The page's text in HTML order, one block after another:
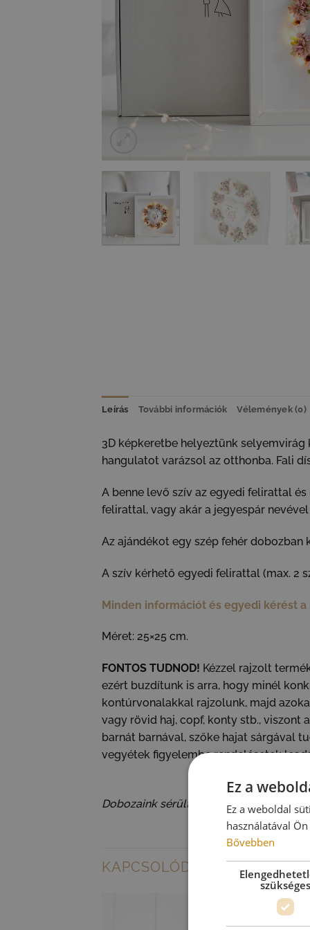
Leírás További információk Vélemények (0)
3D képkeretbe helyeztünk
hangulatot varázsol az otthonba. Fali
A benne levő szív az egyedi felirattal és
felirattal, vagy akár a jegyespár
Az ajándékot egy szép fehér dobozban
A szív kérhető egyedi felirattal (max. 2
Minden információt és egyedi kérést
Méret: 25×25 cm.
FONTOS TUDNOD! Kézzel rajzolt
ezért buzdítunk is arra, hogy minél
kontúrvonalakkal rajzolunk, majd
vagy rövid haj, copf, konty stb., viszont
barnát barnával, szőke hajat sárgával
vegyétek figyelembe rendelésetek
Dobozaink sérülteket foglalkoztató
KAPCSOLÓDÓ TERMÉKEK
Ez a
Ez a weboldal
használatával
Bővebben
szükséges